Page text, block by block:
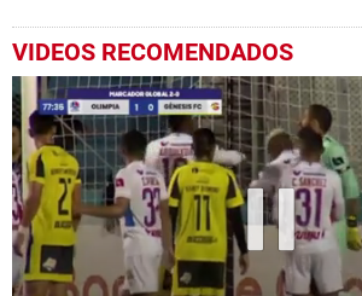
VIDEOS RECOMENDADOS